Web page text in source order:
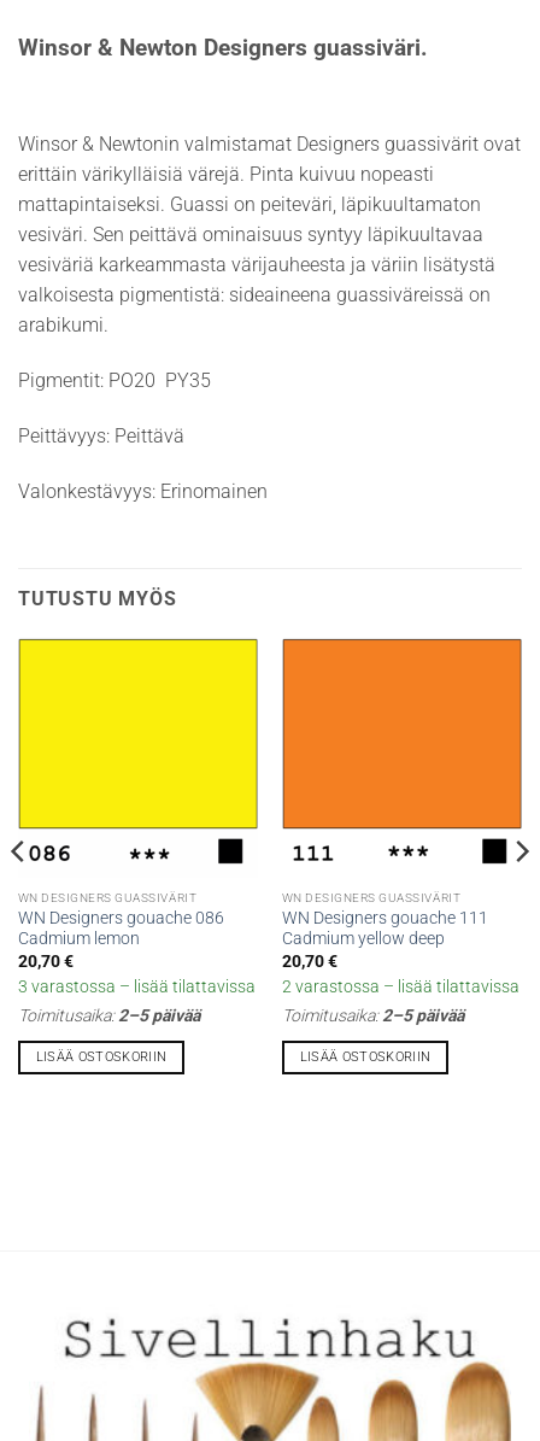
Winsor & Newton Designers guassiväri.
Winsor & Newtonin valmistamat Designers guassivärit ovat
erittäin värikylläisiä värejä. Pinta kuivuu nopeasti
mattapintaiseksi. Guassi on peiteväri, läpikuultamaton
vesiväri. Sen peittävä ominaisuus syntyy läpikuultavaa
vesiväriä karkeammasta värijauheesta ja väriin lisätystä
valkoisesta pigmentistä: sideaineena guassiväreissä on
arabikumi.
Pigmentit: PO20 PY35
Peittävyys: Peittävä
Valonkestävyys: Erinomainen
TUTUSTU MYÖS
WN DESIGNERS GUASSIVÄRIT
WN Designers gouache 086
Cadmium lemon
20,70€
3 varastossa – lisää tilattavissa
Toimitusaika:2–5 päivää
LISÄÄ OSTOSKORIIN
WN DESIGNERS GUASSIVÄRIT
WN Designers gouache 111
Cadmium yellow deep
20,70€
2 varastossa – lisää tilattavissa
Toimitusaika:2–5 päivää
LISÄÄ OSTOSKORIIN